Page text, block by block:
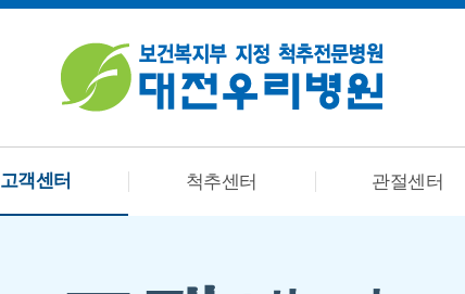
고객센터 척추센터 관절센터